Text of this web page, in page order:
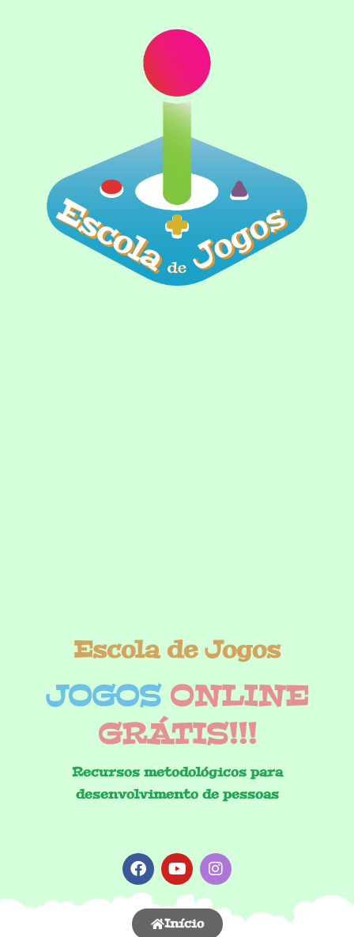
Escola de Jogos
JOGOS ONLINE
GRÁTIS!!!
Recursos metodológicos para
desenvolvimento de pessoas
Início